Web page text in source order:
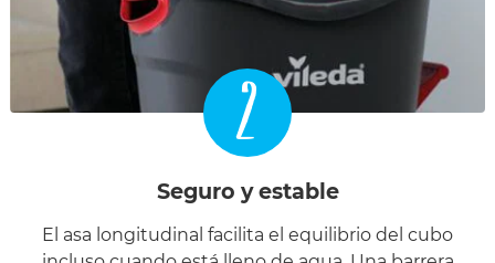
2
Seguro y estable
El asa longitudinal facilita el equilibrio del cubo